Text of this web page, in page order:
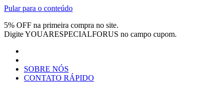
Pular para o conteúdo
5% OFF na primeira compra no site.
DigiteYOUARESPECIALFORUS no campo cupom.
SOBRE NÓS
CONTATO RÁPIDO